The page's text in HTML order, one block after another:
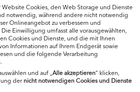
Cookies, den Web Storage und Dienste
notwendig, während andere nicht notwendig
Onlineangebot zu verbessern und
Einwilligung umfasst alle vorausgewählten,
Cookies und Dienste, und die mit Ihnen
Informationen auf Ihrem Endgerät sowie
und die folgende Verarbeitung
und auf „ Alle akzeptieren“ klicken,
dernicht notwendigen Cookies und Dienste